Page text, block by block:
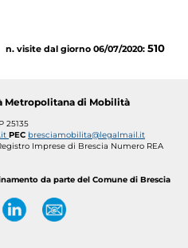
n. visite dal giorno 06/07/2020: 510
Metropolitana di Mobilità
25135
PEC bresciamobilita@legalmail.it
Imprese di Brescia Numero REA
da parte del Comune di Brescia